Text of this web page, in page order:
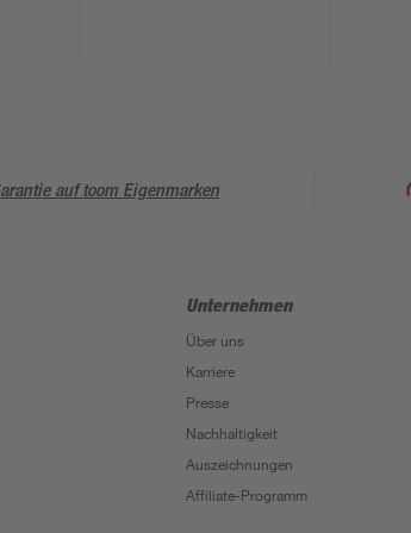
auf toom Eigenmarken
Unternehmen
Über uns
Karriere
Presse
Nachhaltigkeit
Auszeichnungen
Affiliate-Programm